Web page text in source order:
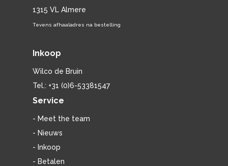
1315 VL Almere
Tevens afhaaladres na bestelling
Inkoop
Wilco de Bruin
Tel.: +31 (0)6-53381547
Service
- Meet the team
- Nieuws
- Inkoop
- Betalen